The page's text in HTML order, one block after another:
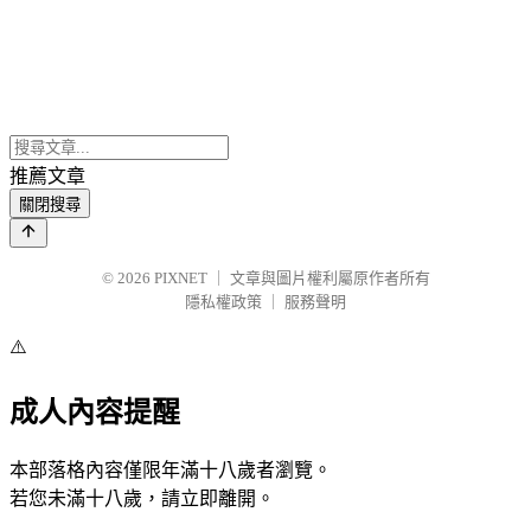
推薦文章
關閉搜尋
© 2026 PIXNET
文章與圖片權利屬原作者所有
隱私權政策
服務聲明
⚠️
成人內容提醒
本部落格內容僅限年滿十八歲者瀏覽。
若您未滿十八歲，請立即離開。